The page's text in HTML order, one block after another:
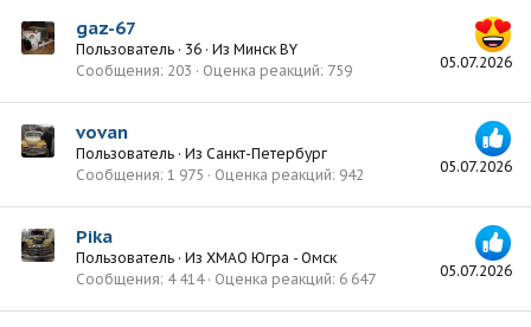
05.07.2026
gaz-67
Пользователь · 36 · Из Минск BY
Сообщения 203 Оценка реакций 759
05.07.2026
vovan
Пользователь · Из Санкт-Петербург
Сообщения 1 975 Оценка реакций 942
05.07.2026
Pika
Пользователь · Из ХМАО Югра - Омск
Сообщения 4 414 Оценка реакций 6 647